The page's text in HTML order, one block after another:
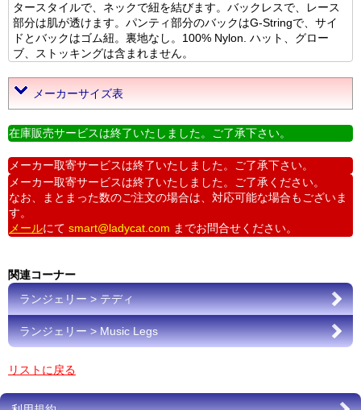
タースタイルで、ネックで紐を結びます。バックレスで、レース
部分は肌が透けます。パンティ部分のバックはG-Stringで、サイ
ドとバックはゴム紐。裏地なし。100% Nylon. ハット、グロー
ブ、ストッキングは含まれません。
メーカーサイズ表
在庫販売サービスは終了いたしました。ご了承下さい。
メーカー取寄サービスは終了いたしました。ご了承下さい。
メーカー取寄サービスは終了いたしました。ご了承ください。
なお、まとまった数のご注文の場合は、対応可能な場合もございま
す。
メールにて smart@ladycat.com までお問合せください。
関連コーナー
ランジェリー > テディ
ランジェリー > Music Legs
リストに戻る